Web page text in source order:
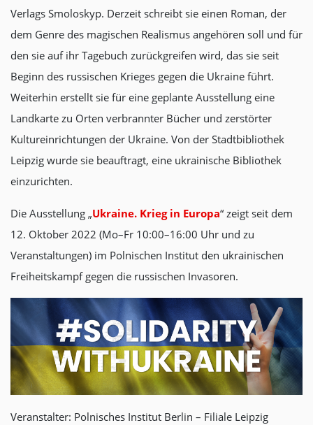
Verlags Smoloskyp. Derzeit schreibt sie einen Roman, der
dem Genre des magischen Realismus angehören soll und für
den sie auf ihr Tagebuch zurückgreifen wird, das sie seit
Beginn des russischen Krieges gegen die Ukraine führt.
Weiterhin erstellt sie für eine geplante Ausstellung eine
Landkarte zu Orten verbrannter Bücher und zerstörter
Kultureinrichtungen der Ukraine. Von der Stadtbibliothek
Leipzig wurde sie beauftragt, eine ukrainische Bibliothek
einzurichten.
Die Ausstellung „Ukraine. Krieg in Europa“ zeigt seit dem
12. Oktober 2022 (Mo–Fr 10:00–16:00 Uhr und zu
Veranstaltungen) im Polnischen Institut den ukrainischen
Freiheitskampf gegen die russischen Invasoren.
Veranstalter: Polnisches Institut Berlin – Filiale Leipzig